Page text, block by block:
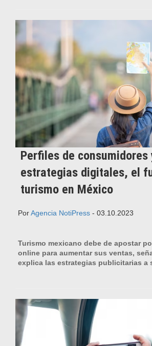
Perfiles de consumidores
estrategias digitales, el
turismo en México
PorAgencia NotiPress - 03.10.2023
Turismo mexicano debe de apostar
online para aumentar sus ventas,
explica las estrategias publicitarias a